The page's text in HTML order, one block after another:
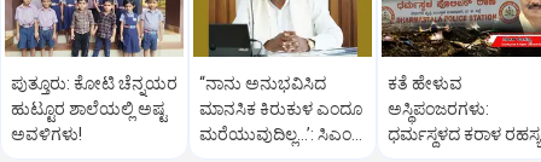
ಪುತ್ತೂರು: ಕೋಟಿ ಚೆನ್ನಯರ
ಹುಟ್ಟೂರ ಶಾಲೆಯಲ್ಲಿ ಅಷ್ಟ
ಅವಳಿಗಳು!
“ನಾನು ಅನುಭವಿಸಿದ
ಮಾನಸಿಕ ಕಿರುಕುಳ ಎಂದೂ
ಮರೆಯುವುದಿಲ್ಲ…’: ಸಿಎಂ
ಕತೆ ಹೇಳುವ
ಅಸ್ಥಿಪಂಜರಗಳು:
ಧರ್ಮಸ್ಥಳದ‌ ಕರಾಳ ರಹಸ್ಯ